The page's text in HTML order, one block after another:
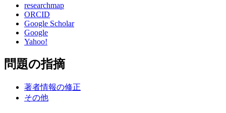
researchmap
ORCID
Google Scholar
Google
Yahoo!
問題の指摘
著者情報の修正
その他